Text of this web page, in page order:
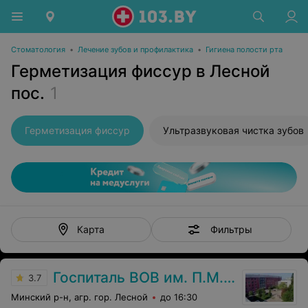
Стоматология • Лечение зубов и профилактика • Гигиена полости рта
Герметизация фиссур в Лесной
пос. 1
Герметизация фиссур Ультразвуковая чистка зубов
Карта Фильтры
3.7 Госпиталь ВОВ им. П.М. Машерова
Минский р-н, агр. гор. Лесной до 16:30